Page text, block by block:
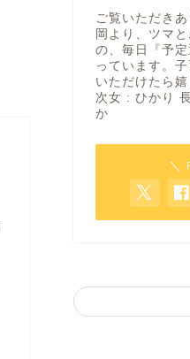
ご覧いただき
岡より、ツマ
の、毎日『予
っています。
いただけたら
次女 : ひかり
か
＼